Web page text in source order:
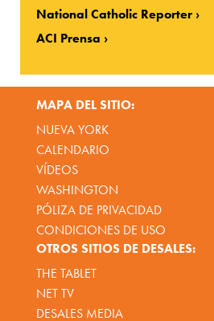
National Catholic Reporter
ACI Prensa
MAPA DEL SITIO:
NUEVA YORK
CALENDARIO
VÍDEOS
WASHINGTON
PÓLIZA DE PRIVACIDAD
CONDICIONES DE USO
OTROS SITIOS DE DESALES:
THE TABLET
NET TV
DESALES MEDIA